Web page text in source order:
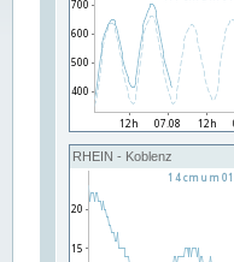
RHEIN - Koblenz